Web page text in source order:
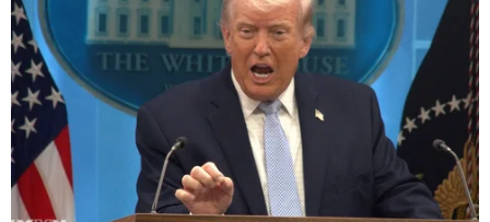
Phó Thủ tướng Trung Quốc Lưu Hạc.(Nguồn: AFP/TTXVN)
Trung Quốc và Liên minh châu Âu (EU) đã nhất
trí cùng nỗ lực thúc đẩy hợp tác thực tiễn trong
lĩnh vực kinh tế, thương mại và ứng phó với
những thách thức mà nền kinh tế toàn cầu đang